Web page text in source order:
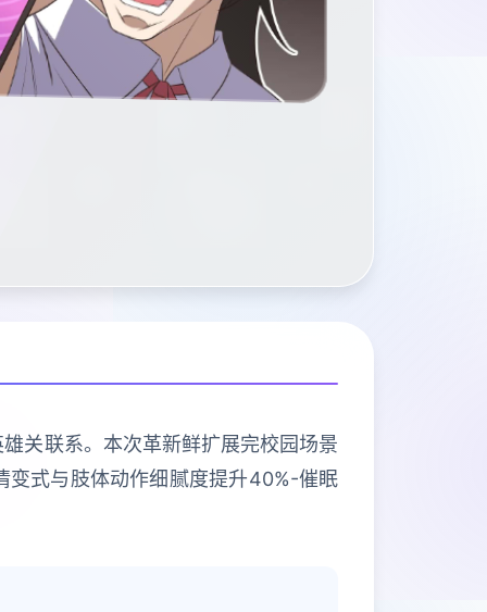
关联系。本次革新鲜扩展完校园场景
变式与肢体动作细腻度提升40%-催眠